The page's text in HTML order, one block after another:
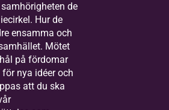
till Bilda
långt
heart
de
Hur de
ensamma och
Mötet
på fördomar
nya idéer och
att du ska